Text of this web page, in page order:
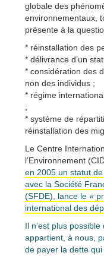
globale des
environnementaux,
présente à la
* réinstallation des
* délivrance d’un
* considération des
non des individus ;
* régime
;
* système de
réinstallation des
Le Centre
l’Environnement
en 2005 un statut
avec la Société
(SFDE), lance le «
international des
Il n’est plus
appartient, à nous,
de payer la dette